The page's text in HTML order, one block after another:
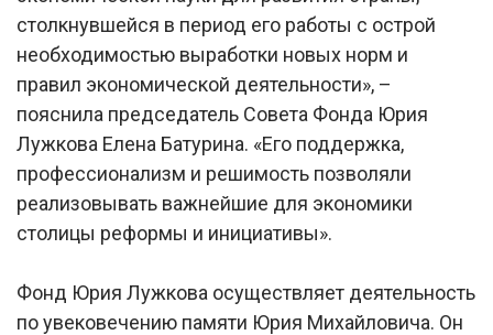
столкнувшейся в период его работы с острой
необходимостью выработки новых норм и
правил экономической деятельности», –
пояснила председатель Совета Фонда Юрия
Лужкова Елена Батурина. «Его поддержка,
профессионализм и решимость позволяли
реализовывать важнейшие для экономики
столицы реформы и инициативы».
Фонд Юрия Лужкова осуществляет деятельность
по увековечению памяти Юрия Михайловича. Он